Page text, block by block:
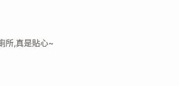
所,真是貼心~